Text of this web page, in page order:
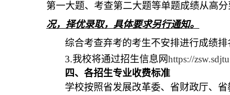
第一大题、考查第二大题等单题成绩从高分
况，择优录取，具体要求另行通知。
综合考查弃考的考生不安排进行成绩
3.我校将通过招生信息网https://
四、各招生专业收费标准
学校按照省发展改革委、省财政厅、